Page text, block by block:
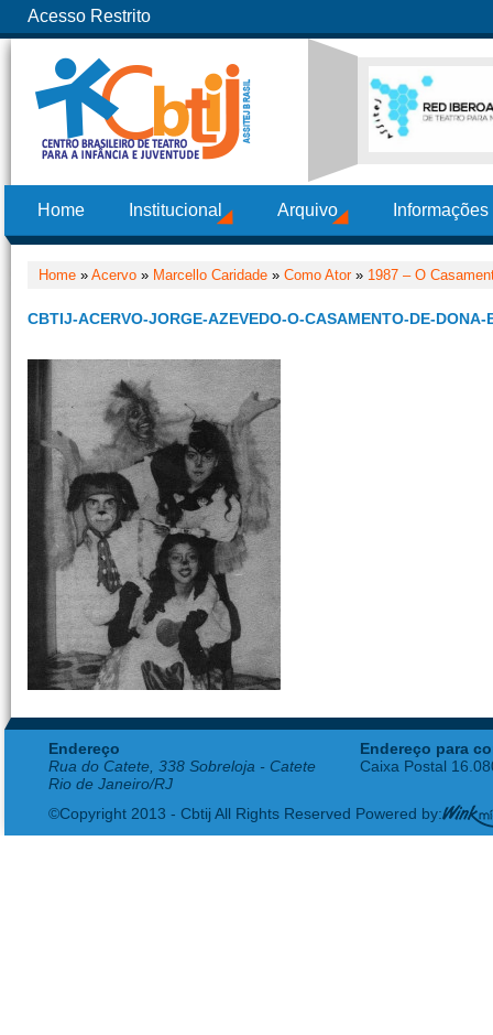
Acesso Restrito
Home Institucional Arquivo
Home » Acervo » Marcello Caridade » Como Ator» 1987 – O
CBTIJ-ACERVO-JORGE-AZEVEDO-O-CASAMENTO-DE-DONA-
Endereço
Rua do Catete, 338 Sobreloja - Catete
Rio de Janeiro/RJ
Endereço para
Caixa Postal
©Copyright 2013 - Cbtij All Rights Reserved Powered by: